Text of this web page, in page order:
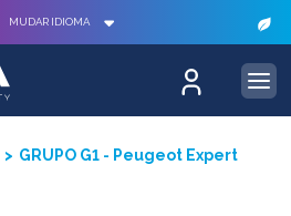
MUDAR IDIOMA
GRUPO G1 - Peugeot Expert